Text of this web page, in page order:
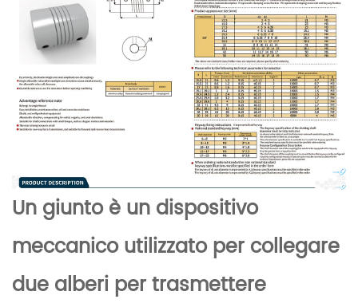
Un giunto è un dispositivo
meccanico utilizzato per collegare
due alberi per trasmettere